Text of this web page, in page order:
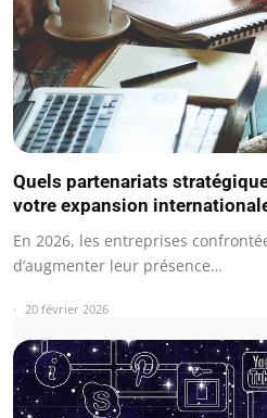
Quels partenariats
votre expansion
En 2026, les entreprises
d’augmenter leur présence…
20 février 2026